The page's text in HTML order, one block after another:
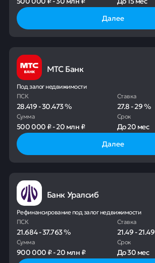
Далее
МТС Банк
Под залог недвижимости
ПСК
28.419-30.473%
Ставка
27.8-29%
Сумма
500 000 ₽-20 млн ₽
Срок
До20 мес
Далее
Банк Уралсиб
Рефинансирование под залог недвижимости
ПСК
21.684-37.763%
Ставка
21.49-21.49
Сумма
900 000 ₽-20 млн ₽
Срок
До30 мес